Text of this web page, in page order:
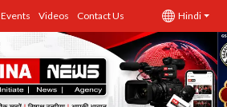
Events Videos Contact Us Hindi